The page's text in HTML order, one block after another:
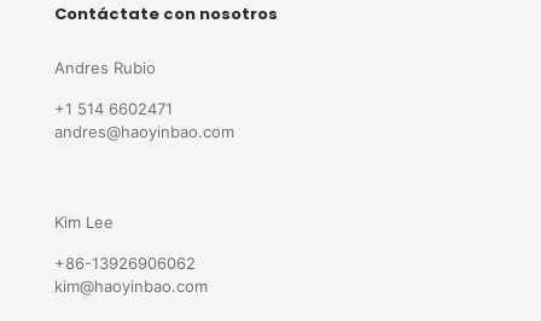
Contáctate con nosotros
Andres Rubio
+1 514 6602471
andres@haoyinbao.com
Kim Lee
+86-13926906062
kim@haoyinbao.com